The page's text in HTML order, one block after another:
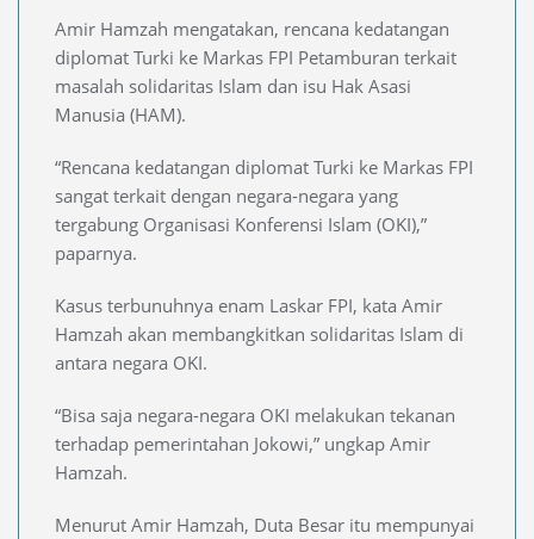
Amir Hamzah mengatakan, rencana kedatangan
diplomat Turki ke Markas FPI Petamburan terkait
masalah solidaritas Islam dan isu Hak Asasi
Manusia (HAM).
“Rencana kedatangan diplomat Turki ke Markas FPI
sangat terkait dengan negara-negara yang
tergabung Organisasi Konferensi Islam (OKI),”
paparnya.
Kasus terbunuhnya enam Laskar FPI, kata Amir
Hamzah akan membangkitkan solidaritas Islam di
antara negara OKI.
“Bisa saja negara-negara OKI melakukan tekanan
terhadap pemerintahan Jokowi,” ungkap Amir
Hamzah.
Menurut Amir Hamzah, Duta Besar itu mempunyai